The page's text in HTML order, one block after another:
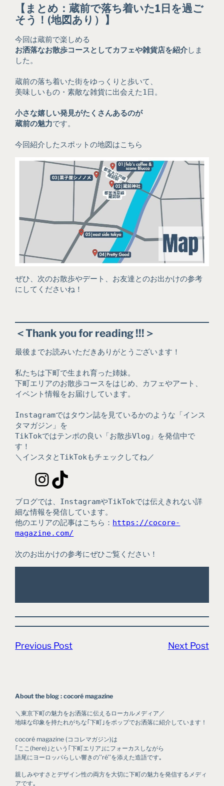
【まとめ：蔵前で落ち着いた1日を過ご
そう！ (地図あり）】
今回は蔵前で楽しめる
お洒落なお散歩コースとしてカフェや雑貨店を紹介しま
した。
蔵前の落ち着いた街をゆっくりと歩いて、
美味しいもの・素敵な雑貨に出会えた1日。
小さな嬉しい発見がたくさんあるのが
蔵前の魅力です。
今回紹介したスポットの地図はこちら
ぜひ、次のお散歩やデート、お友達とのお出かけの参考
にしてくださいね！
＜Thank you for reading !!!＞
最後までお読みいただきありがとうございます！
私たちは下町で生まれ育った姉妹。
下町エリアのお散歩コースをはじめ、カフェやアート、
イベント情報をお届けしています。
Instagramではタウン誌を見ているかのような「インス
タマガジン」を
TikTokではテンポの良い「お散歩Vlog」を発信中で
す！
＼インスタとTikTokもチェックしてね／
InstagramTikTok
ブログでは、InstagramやTikTokでは伝えきれない詳
細な情報を発信しています。
他のエリアの記事はこちら： https://cocore-
magazine.com/
次のお出かけの参考にぜひご覧ください！
Previous Post Next Post
About the blog : cocoré magazine
＼東京下町の魅力をお洒落に伝えるローカルメディア／
地味な印象を持たれがちな｢下町｣をポップでお洒落に紹介しています！
cocoré magazine (ココレマガジン)は
｢ここ(here)｣という｢下町エリア｣にフォーカスしながら
語尾にヨーロッパらしい響きの’’ré’’を添えた造語です｡
親しみやすさとデザイン性の両方を大切に下町の魅力を発信するメディ
アです｡